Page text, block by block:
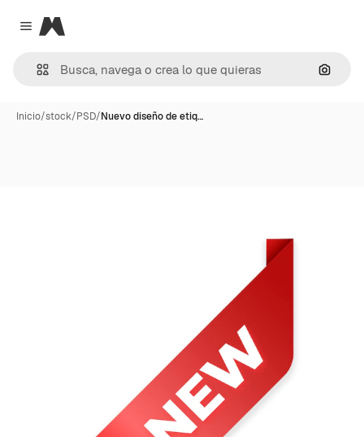
Close menu
Magnific
Inicio/stock/PSD/Nuevo diseño de etiq…